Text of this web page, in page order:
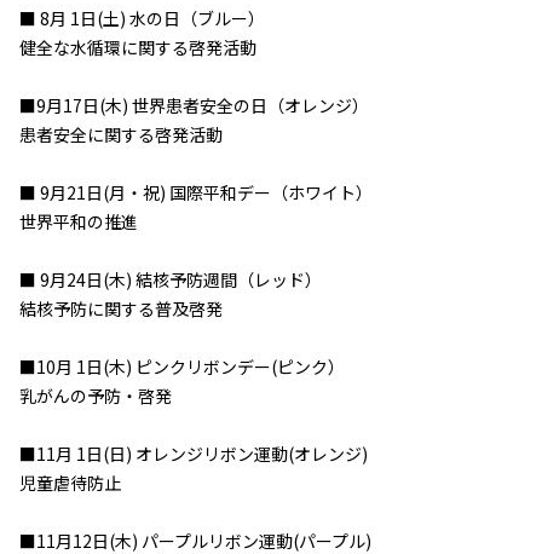
■ 8月 1日(土) 水の日（ブルー）
健全な水循環に関する啓発活動
■9月17日(木) 世界患者安全の日（オレンジ）
患者安全に関する啓発活動
■ 9月21日(月・祝) 国際平和デー（ホワイト）
世界平和の推進
■ 9月24日(木) 結核予防週間（レッド）
結核予防に関する普及啓発
■10月 1日(木) ピンクリボンデー(ピンク）
乳がんの予防・啓発
■11月 1日(日) オレンジリボン運動(オレンジ)
児童虐待防止
■11月12日(木) パープルリボン運動(パープル)